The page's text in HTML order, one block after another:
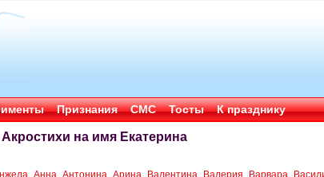
Признания СМС Тосты К празднику
Акростихи на имя Екатерина
Анна Антонина Арина Валентина Валерия Варвара